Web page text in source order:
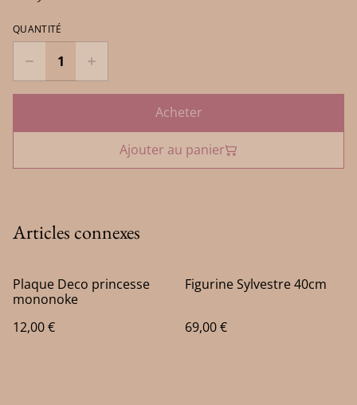
QUANTITÉ
Acheter
Ajouter au panier
Articles connexes
Plaque Deco princesse
mononoke
12,00 €
Figurine Sylvestre 40cm
69,00 €